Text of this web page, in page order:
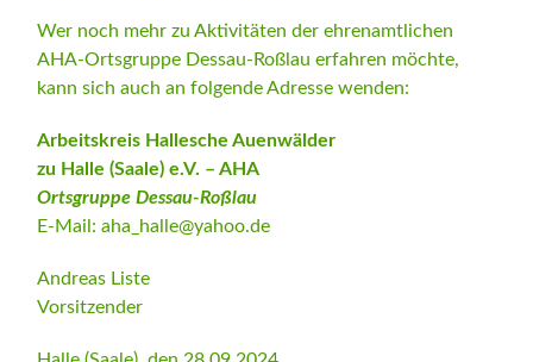
Wer noch mehr zu Aktivitäten der ehrenamtlichen
AHA-Ortsgruppe Dessau-Roßlau erfahren möchte,
kann sich auch an folgende Adresse wenden:
Arbeitskreis Hallesche Auenwälder
zu Halle (Saale) e.V. – AHA
Ortsgruppe Dessau-Roßlau
E-Mail: aha_halle@yahoo.de
Andreas Liste
Vorsitzender